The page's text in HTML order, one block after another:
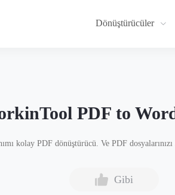
Dönüştürücüler
PDF to
kolay PDF dönüştürücü. Ve PDF
Gibi